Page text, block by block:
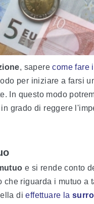
, saperecome fare
per iniziare a farsi
In questo modo
grado di reggere
e si rende conto
che riguarda i mutuo a
dieffettuare la